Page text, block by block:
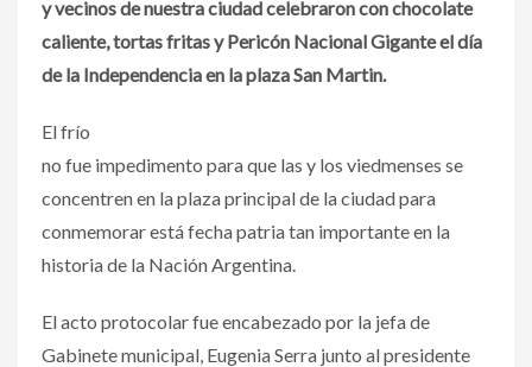
y vecinos de nuestra ciudad celebraron con chocolate
caliente, tortas fritas y Pericón Nacional Gigante el día
de la Independencia en la plaza San Martin.
El frío
no fue impedimento para que las y los viedmenses se
concentren en la plaza principal de la ciudad para
conmemorar está fecha patria tan importante en la
historia de la Nación Argentina.
El acto protocolar fue encabezado por la jefa de
Gabinete municipal, Eugenia Serra junto al presidente